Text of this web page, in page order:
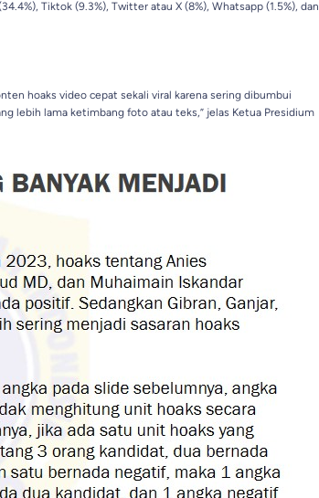
Tiktok (9.3%), Twitter atau X (8%), Whatsapp (1.5%), dan
hoaks video cepat sekali viral karena sering dibumbui
lebih lama ketimbang foto atau teks,” jelas Ketua Presidium